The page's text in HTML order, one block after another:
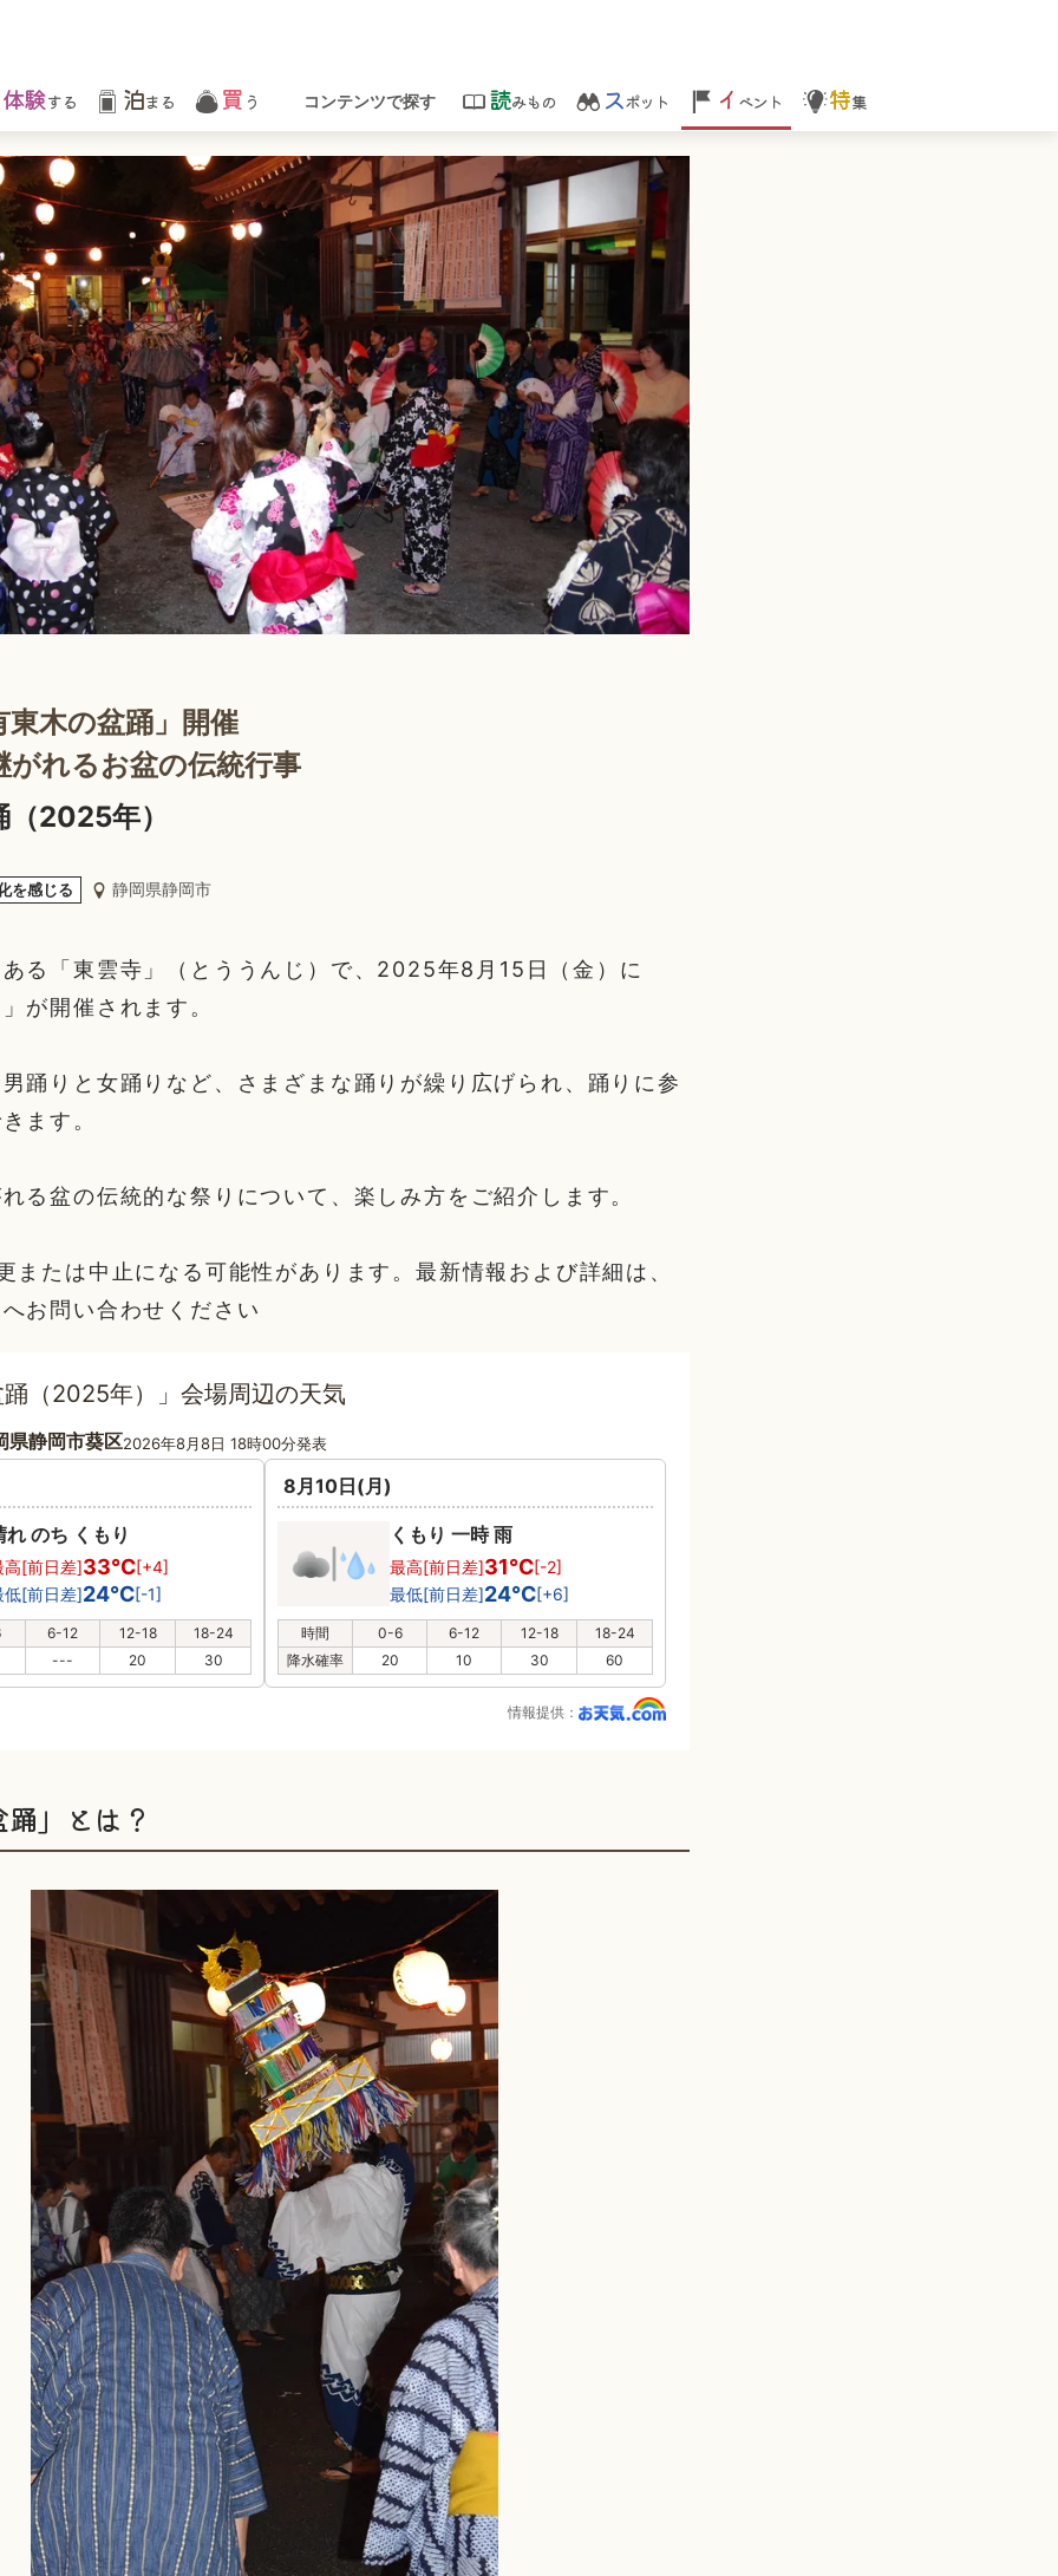
体験する 泊まる 買 う コンテンツで探す 読みもの スポット イ ベント 特集
東木の盆踊」開催
がれるお盆の伝統行事
2025年）
を感じる 静岡県静岡市
る「東雲寺」（とううんじ）で、2025年8月15日（金）に
が開催されます。
踊りと女踊りなど、さまざまな踊りが繰り広げられ、踊りに参
ます。
る盆の伝統的な祭りについて、楽しみ方をご紹介します。
または中止になる可能性があります。最新情報および詳細は、
お問い合わせください
（2025年）」会場周辺の天気
県静岡市葵区2026年8月8日 18時00分発表
れ のち くもり
高[前日差]33℃[+4]
低[前日差]24℃[-1]
6-12 12-18
18-24
---
20 30
8月10日(月)
くもり 一時 雨
最高[前日差]31℃[-2]
最低[前日差]24℃[+6]
時間 0-6 6-12 12-18
18-24
降水確率
20 10 30 60
情報提供：
」とは？